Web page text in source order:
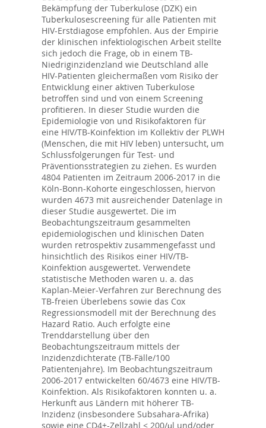
Bekämpfung der Tuberkulose (DZK) ein
Tuberkulosescreening für alle Patienten mit
HIV-Erstdiagose empfohlen. Aus der Empirie
der klinischen infektiologischen Arbeit stellte
sich jedoch die Frage, ob in einem TB-
Niedriginzidenzland wie Deutschland alle
HIV-Patienten gleichermaßen vom Risiko der
Entwicklung einer aktiven Tuberkulose
betroffen sind und von einem Screening
profitieren. In dieser Studie wurden die
Epidemiologie von und Risikofaktoren für
eine HIV/TB-Koinfektion im Kollektiv der PLWH
(Menschen, die mit HIV leben) untersucht, um
Schlussfolgerungen für Test- und
Präventionsstrategien zu ziehen. Es wurden
4804 Patienten im Zeitraum 2006-2017 in die
Köln-Bonn-Kohorte eingeschlossen, hiervon
wurden 4673 mit ausreichender Datenlage in
dieser Studie ausgewertet. Die im
Beobachtungszeitraum gesammelten
epidemiologischen und klinischen Daten
wurden retrospektiv zusammengefasst und
hinsichtlich des Risikos einer HIV/TB-
Koinfektion ausgewertet. Verwendete
statistische Methoden waren u. a. das
Kaplan-Meier-Verfahren zur Berechnung des
TB-freien Überlebens sowie das Cox
Regressionsmodell mit der Berechnung des
Hazard Ratio. Auch erfolgte eine
Trenddarstellung über den
Beobachtungszeitraum mittels der
Inzidenzdichterate (TB-Fälle/100
Patientenjahre). Im Beobachtungszeitraum
2006-2017 entwickelten 60/4673 eine HIV/TB-
Koinfektion. Als Risikofaktoren konnten u. a.
Herkunft aus Ländern mit höherer TB-
Inzidenz (insbesondere Subsahara-Afrika)
sowie eine CD4+-Zellzahl < 200/μl und/oder